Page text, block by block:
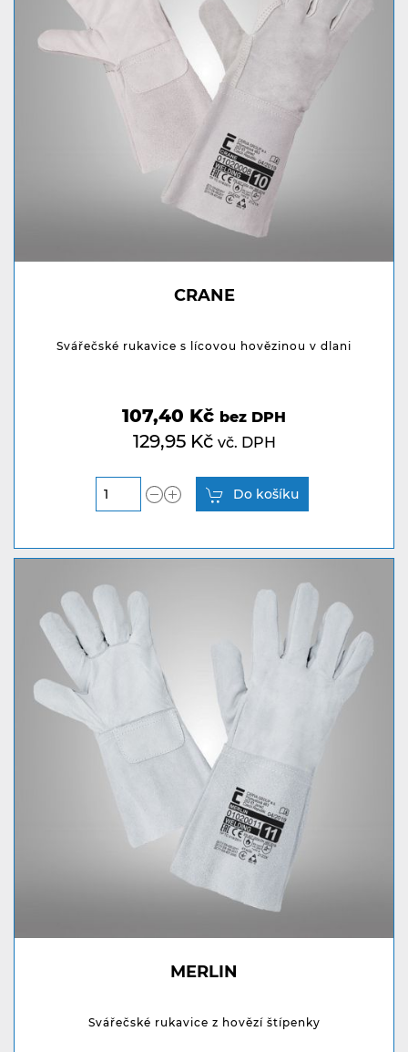
CRANE
Svářečské rukavice s lícovou hovězinou v dlani
107,40 Kč bez DPH
129,95 Kč vč. DPH
Do košíku
MERLIN
Svářečské rukavice z hovězí štípenky